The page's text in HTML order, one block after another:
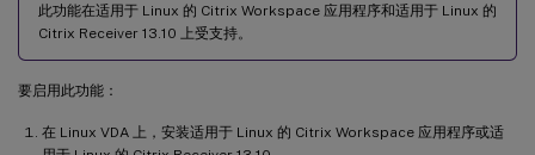
此功能在适用于 Linux 的 Citrix Workspace 应用程序和适用于 Linux 的
Citrix Receiver 13.10 上受支持。
要启用此功能：
在 Linux VDA 上，安装适用于 Linux 的 Citrix Workspace 应用程序或适